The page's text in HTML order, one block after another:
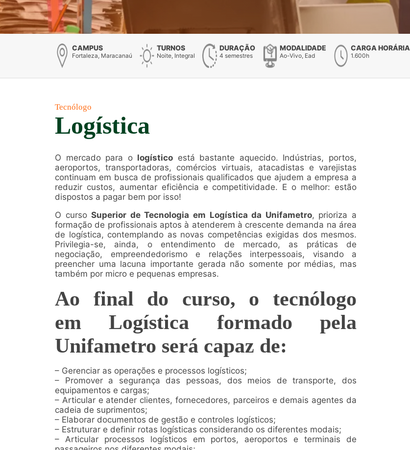
CAMPUS
Fortaleza, Maracanaú
TURNOS
Noite, Integral
DURAÇÃO
4 semestres
MODALIDADE
Ao-Vivo, Ead
CARGA HORÁRIA
1.600h
Tecnólogo
Logística
O mercado para o logístico está bastante aquecido. Indústrias, portos,
aeroportos, transportadoras, comércios virtuais, atacadistas e varejistas
continuam em busca de profissionais qualificados que ajudem a empresa a
reduzir custos, aumentar eficiência e competitividade. E o melhor: estão
dispostos a pagar bem por isso!
O cursoSuperior de Tecnologia em Logística da Unifametro, prioriza a
formação de profissionais aptos à atenderem à crescente demanda na área
de logística, contemplando as novas competências exigidas dos mesmos.
Privilegia-se, ainda, o entendimento de mercado, as práticas de
negociação, empreendedorismo e relações interpessoais, visando a
preencher uma lacuna importante gerada não somente por médias, mas
também por micro e pequenas empresas.
Ao final do curso, o tecnólogo
em Logística formado pela
Unifametro será capaz de:
– Gerenciar as operações e processos logísticos;
– Promover a segurança das pessoas, dos meios de transporte, dos
equipamentos e cargas;
– Articular e atender clientes, fornecedores, parceiros e demais agentes da
cadeia de suprimentos;
– Elaborar documentos de gestão e controles logísticos;
– Estruturar e definir rotas logísticas considerando os diferentes modais;
– Articular processos logísticos em portos, aeroportos e terminais de